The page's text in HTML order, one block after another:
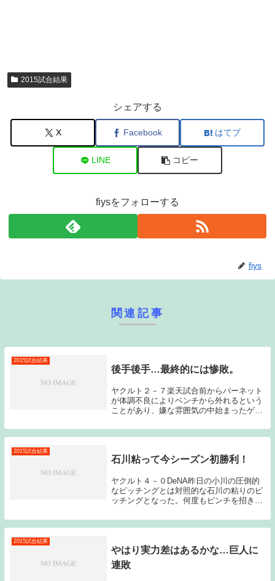
2015試合結果
シェアする
X Facebook はてブ
LINE コピー
fiysをフォローする
fiys
関連記事
2015試合結果
後手後手…最終的には惨敗。
ヤクルト２－７楽天試合前からバーネット
が体調不良によりベンチから外れるという
ことがあり、嫌な雰囲気の中始まったゲー
びてしまい、後手後手の展開となってしま
った。リリーフ陣も打ち込まれ、最終的に
2015試合結果
石川粘って今シーズン初勝利！
ヤクルト４－０DeNA昨日の小川の圧倒的
なピッチングとは対照的な石川の粘りのピ
ッチングとなった。何度もピンチを招きな
れる形となり今シーズン初勝利となった。
石川は良くも悪くも本当にコンスタントな
2015試合結果
やはり実力差はあるかな…巨人に
連敗